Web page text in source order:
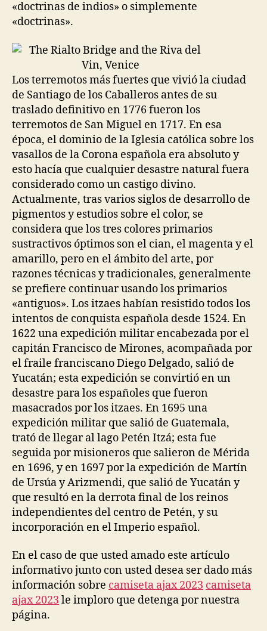
«doctrinas de indios» o simplemente
«doctrinas».
Los terremotos más fuertes que vivió la ciudad
de Santiago de los Caballeros antes de su
traslado definitivo en 1776 fueron los
terremotos de San Miguel en 1717. En esa
época, el dominio de la Iglesia católica sobre los
vasallos de la Corona española era absoluto y
esto hacía que cualquier desastre natural fuera
considerado como un castigo divino.
Actualmente, tras varios siglos de desarrollo de
pigmentos y estudios sobre el color, se
considera que los tres colores primarios
sustractivos óptimos son el cian, el magenta y el
amarillo, pero en el ámbito del arte, por
razones técnicas y tradicionales, generalmente
se prefiere continuar usando los primarios
«antiguos». Los itzaes habían resistido todos los
intentos de conquista española desde 1524. En
1622 una expedición militar encabezada por el
capitán Francisco de Mirones, acompañada por
el fraile franciscano Diego Delgado, salió de
Yucatán; esta expedición se convirtió en un
desastre para los españoles que fueron
masacrados por los itzaes. En 1695 una
expedición militar que salió de Guatemala,
trató de llegar al lago Petén Itzá; esta fue
seguida por misioneros que salieron de Mérida
en 1696, y en 1697 por la expedición de Martín
de Ursúa y Arizmendi, que salió de Yucatán y
que resultó en la derrota final de los reinos
independientes del centro de Petén, y su
incorporación en el Imperio español.
En el caso de que usted amado este artículo
informativo junto con usted desea ser dado más
información sobre camiseta ajax 2023 camiseta
ajax 2023 le imploro que detenga por nuestra
página.